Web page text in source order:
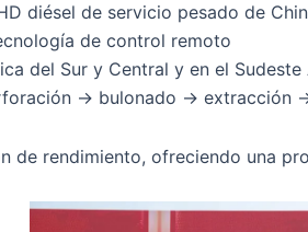
diésel de servicio pesado de
de control remoto
del Sur y Central y en el Sudeste
→ bulonado → extracción
de rendimiento, ofreciendo una